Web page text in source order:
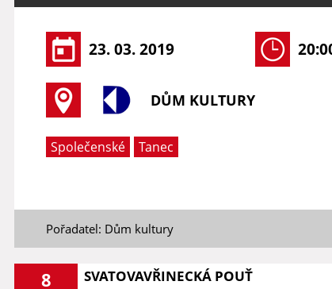
23. 03. 2019
DŮM KULTURY
Společenské Tanec
Pořadatel: Dům kultury
8 SVATOVAVŘINECKÁ POUŤ